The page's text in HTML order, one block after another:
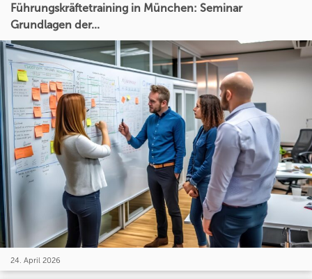
Führungskräftetraining in München: Seminar
Grundlagen der...
24. April 2026